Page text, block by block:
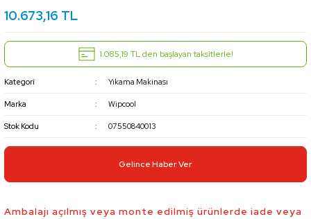
10.673,16 TL
1.085,19 TL den başlayan taksitlerle!
Kategori Yıkama Makinası
Marka Wipcool
Stok Kodu 07550840013
Gelince Haber Ver
Ambalajı açılmış veya monte edilmiş ürünlerde iade veya